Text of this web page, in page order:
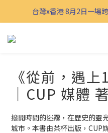
台灣x香港 8月2日一場
《從前，遇
｜CUP 媒體
撥開時間的迷霧，在歷史的靈
城市。本書由茶杯出版，CUP